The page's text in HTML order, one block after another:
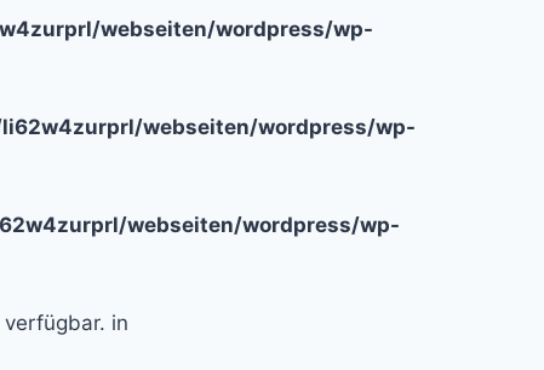
webseiten/wordpress/wp-
webseiten/wordpress/wp-
webseiten/wordpress/wp-
in